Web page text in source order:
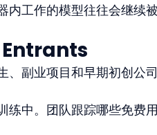
内工作的模型往往会继续
、副业项目和早期初创公
练中。团队跟踪哪些免费